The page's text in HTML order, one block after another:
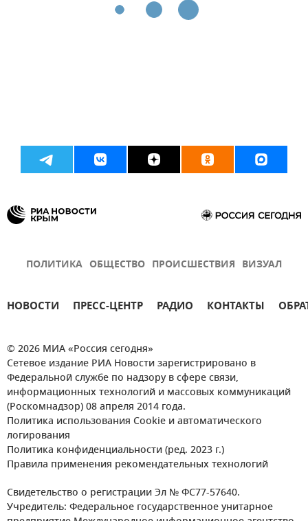
ПОЛИТИКА ОБЩЕСТВО ПРОИСШЕСТВИЯ ВИЗУАЛ
НОВОСТИ ПРЕСС-ЦЕНТР РАДИО КОНТАКТЫ
© 2026 МИА «Россия сегодня»
Сетевое издание РИА Новости зарегистрировано в
Федеральной службе по надзору в сфере связи,
информационных технологий и массовых коммуникаций
(Роскомнадзор) 08 апреля 2014 года.
Политика использования Cookie и автоматического
логирования
Политика конфиденциальности (ред. 2023 г.)
Правила применения рекомендательных технологий
Свидетельство о регистрации Эл № ФС77-57640.
Учредитель: Федеральное государственное унитарное